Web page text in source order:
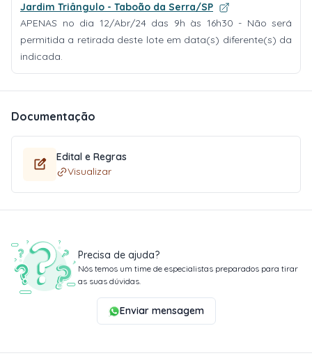
Jardim Triângulo - Taboão da Serra/SP
APENAS no dia 12/Abr/24 das 9h às 16h30 - Não será
permitida a retirada deste lote em data(s) diferente(s) da
indicada.
Documentação
Edital e Regras
Visualizar
Precisa de ajuda?
Nós temos um time de especialistas preparados para tirar
as suas dúvidas.
Enviar mensagem